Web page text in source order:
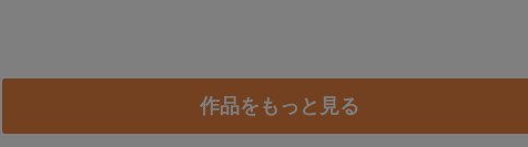
作品をもっと見る